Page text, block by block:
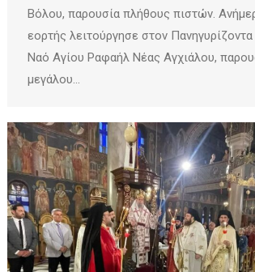
Βόλου, παρουσία πλήθους πιστών.
εορτής λειτούργησε στον Πανηγυρίζοντα
Ναό Αγίου Ραφαήλ Νέας Αγχιάλου,
μεγάλου…